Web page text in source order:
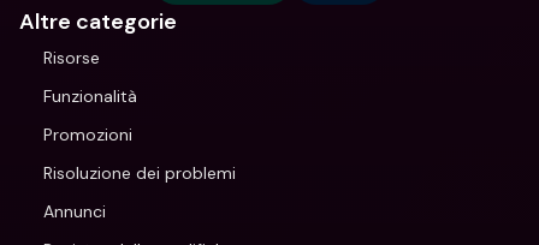
Altre categorie
Risorse
Funzionalità
Promozioni
Risoluzione dei problemi
Annunci